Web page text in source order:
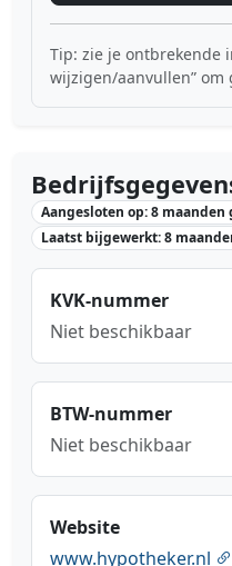
Tip: zie je ontbrekende
wijzigen/aanvullen” om
Aangesloten op: 8 maanden
Laatst bijgewerkt: 8
KVK-nummer
Niet beschikbaar
BTW-nummer
Niet beschikbaar
Website
www.hypotheker.nl